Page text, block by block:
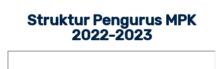
Struktur Pengurus MPK
2022-2023